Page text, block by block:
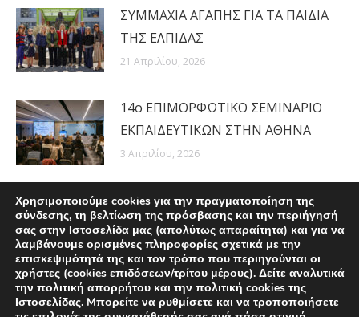
ΣΥΜΜΑΧΙΑ ΑΓΑΠΗΣ ΓΙΑ ΤΑ ΠΑΙΔΙΑ
ΤΗΣ ΕΛΠΙΔΑΣ
21 Απριλίου, 2026
14ο ΕΠΙΜΟΡΦΩΤΙΚΟ ΣΕΜΙΝΑΡΙΟ
ΕΚΠΑΙΔΕΥΤΙΚΩΝ ΣΤΗΝ ΑΘΗΝΑ
3 Απριλίου, 2026
Χρησιμοποιούμε cookies για την πραγματοποίηση της
σύνδεσης, τη βελτίωση της πρόσβασης και την περιήγησή
σας στην Ιστοσελίδα μας (απολύτως απαραίτητα) και για να
λαμβάνουμε ορισμένες πληροφορίες σχετικά με την
επισκεψιμότητά της και τον τρόπο που περιηγούνται οι
χρήστες (cookies επιδόσεων/τρίτου μέρους). Δείτε αναλυτικά
την πολιτική απορρήτου και την πολιτική cookies της
Ιστοσελίδας. Mπορείτε να ρυθμίσετε και να τροποποιήσετε